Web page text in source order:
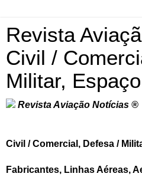
Revista
Civil /
Militar,
Revista Aviação Notícias ®
Civil / Comercial, Defesa /
Fabricantes, Linhas Aéreas,